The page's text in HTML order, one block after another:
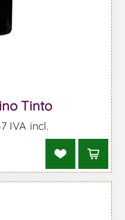
Tinto
IVA incl.